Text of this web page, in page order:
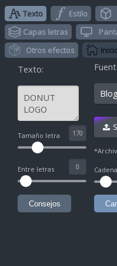
Texto Estilo
Capas letras
Otros efectos
Texto:
Tamaño letra
Entre letras
Consejos
^